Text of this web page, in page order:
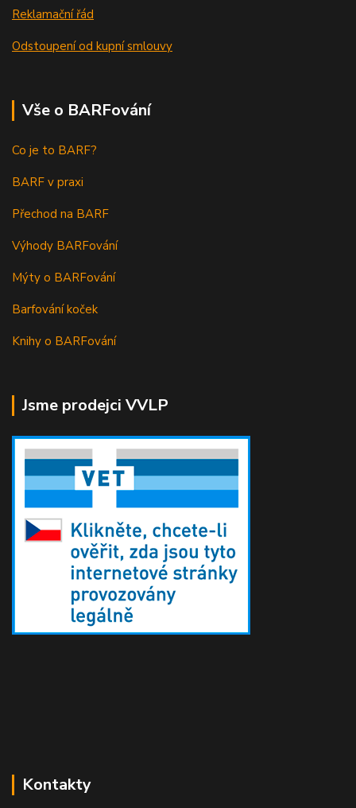
Reklamační řád
Odstoupení od kupní smlouvy
Vše o BARFování
Co je to BARF?
BARF v praxi
Přechod na BARF
Výhody BARFování
Mýty o BARFování
Barfování koček
Knihy o BARFování
Jsme prodejci VVLP
Kontakty